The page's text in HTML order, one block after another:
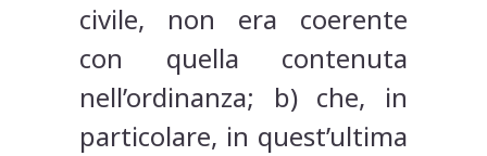
civile, non era coerente
con quella contenuta
nell’ordinanza; b) che, in
particolare, in quest’ultima